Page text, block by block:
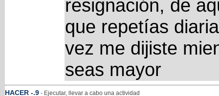
resignación, de
que repetías
vez me dijiste
seas mayor
HACER -.9- Ejecutar, llevar a cabo una actividad